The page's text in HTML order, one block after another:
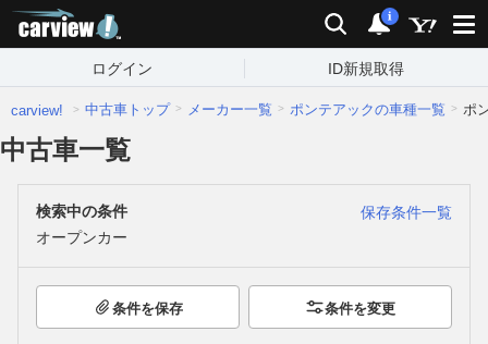
検索 通知
i
ログイン ID新規取得
carview! 中古車トップ メーカー一覧 ポンテアックの車種一覧 ポ
中古車一覧
検索中の条件
保存条件一覧
オープンカー
条件を保存 条件を変更